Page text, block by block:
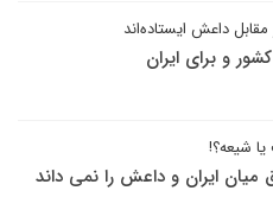
داعش ایستاده‌اند
و برای ایران
شیعه؟!
میان ایران و داعش را نمی داند